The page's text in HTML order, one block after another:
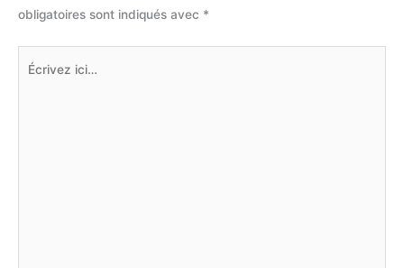
obligatoires sont indiqués avec *